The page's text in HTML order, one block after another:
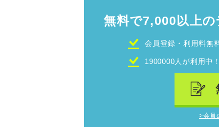
無料で7,000以上の
会員登録・利用料無
1900000人が利用中
>会員